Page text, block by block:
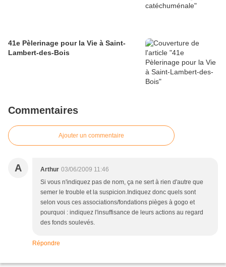
41e Pèlerinage pour la Vie à Saint-
Lambert-des-Bois
Commentaires
Ajouter un commentaire
A Arthur 03/06/2009 11:46
Si vous n'indiquez pas de nom, ça ne sert à rien d'autre que
semer le trouble et la suspicion.Indiquez donc quels sont
selon vous ces associations/fondations pièges à gogo et
pourquoi : indiquez l'insuffisance de leurs actions au regard
des fonds soulevés.
Répondre